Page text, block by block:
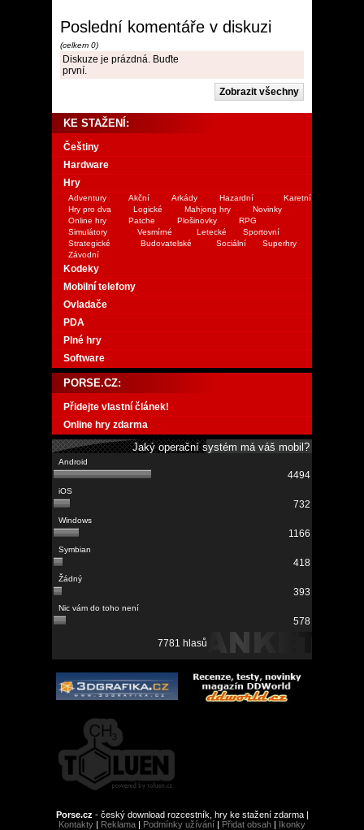
Poslední komentáře v diskuzi
(celkem 0)
Diskuze je prázdná. Buďte
první.
KE STAŽENÍ:
Češtiny
Hardware
Hry
Adventury Akční Arkády Hazardní
Karetní
Hry pro dva
Logické Mahjong hry
Novinky
Online hry
Patche Plošinovky
RPG
Simulátory
Vesmírné Letecké
Sportovní
Strategické
Budovatelské Sociální
Superhry
Závodní
Kodeky
Mobilní telefony
Ovladače
PDA
Plné hry
Software
PORSE.CZ:
Přidejte vlastní článek!
Online hry zdarma
Jaký operační systém má váš mobil?
4494
732
1166
418
393
578
7781 hlasů
Porse.cz - český download rozcestník, hry ke stažení zdarma |
Kontakty | Reklama | Podmínky užívání | Přidat obsah | Ikonky